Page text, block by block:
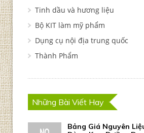
Tinh dầu và hương liệu
Bộ KIT làm mỹ phẩm
Dụng cụ nội địa trung quốc
Thành Phẩm
Những Bài Viết Hay
Bảng Giá Nguyên